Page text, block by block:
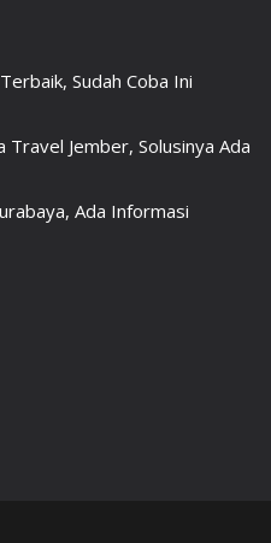
Sudah Coba Ini
Travel Jember, Solusinya Ada
Ada Informasi